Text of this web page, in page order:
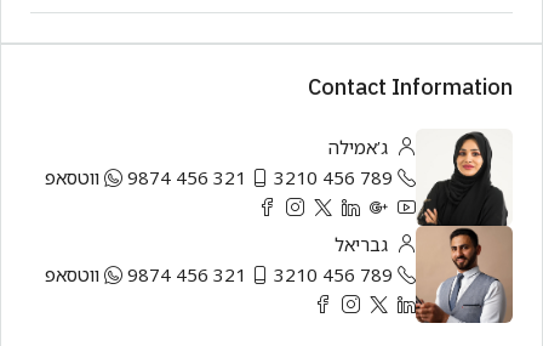
Contact Information
ג’אמילה
789 456 3210
321 456 9874 ווטסאפ
גבריאל
789 456 3210
321 456 9874 ווטסאפ